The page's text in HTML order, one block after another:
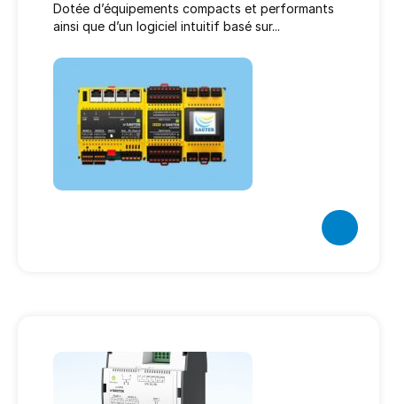
Dotée d’équipements compacts et performants
ainsi que d’un logiciel intuitif basé sur...